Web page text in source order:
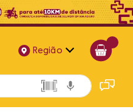
Região
Alagoas
Bahia